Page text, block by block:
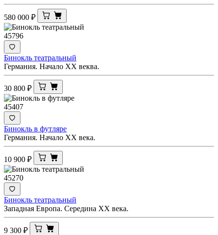
580 000 ₽
45796
Бинокль театральный
Германия. Начало ХХ веква.
30 800 ₽
45407
Бинокль в футляре
Германия. Начало XX века.
10 900 ₽
45270
Бинокль театральный
Западная Европа. Середина XX века.
9 300 ₽